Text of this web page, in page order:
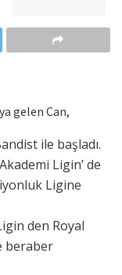
gelen Can,
ile başladı.
Ligin’ de
Ligine
den Royal
beraber